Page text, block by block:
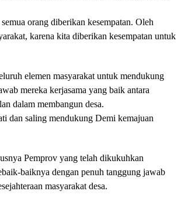
orang diberikan kesempatan. Oleh
karena kita diberikan kesempatan untuk
elemen masyarakat untuk mendukung
mereka kerjasama yang baik antara
dalam membangun desa.
dan saling mendukung Demi kemajuan
Pemprov yang telah dikukuhkan
baiknya dengan penuh tanggung jawab
masyarakat desa.